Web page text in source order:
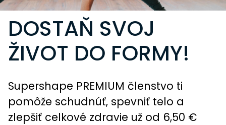
DOSTAŇ SVOJ
ŽIVOT DO FORMY!
Supershape PREMIUM členstvo ti
pomôže schudnúť, spevniť telo a
zlepšiť celkové zdravie už od 6,50 €